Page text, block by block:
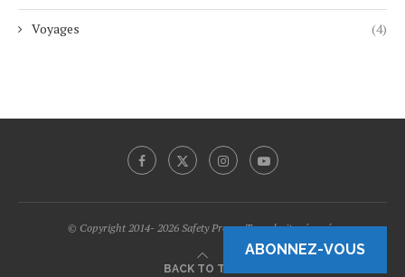
Voyages (4)
© Copyright 2014- 2026 Safety Promo Tous droits réservés.
BACK TO TOP
ABONNEZ-VOUS